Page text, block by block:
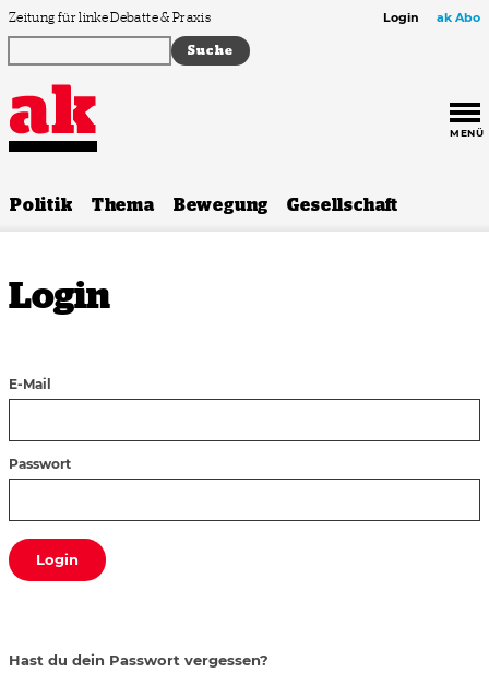
Zum Inhalt springen
Zeitung für linke Debatte & Praxis Login ak Abo
MENÜ
Politik Thema Bewegung Gesellschaft
Login
E-Mail
Passwort
Login
Hast du dein Passwort vergessen?